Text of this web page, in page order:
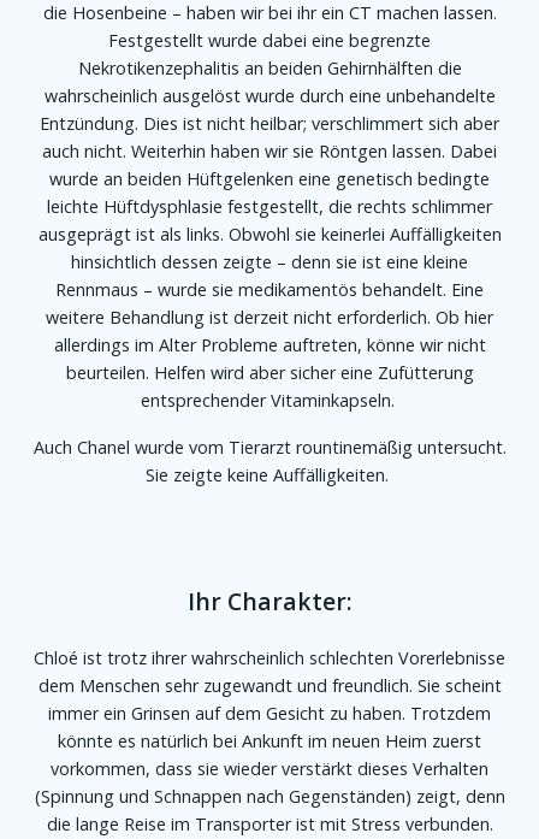
die Hosenbeine – haben wir bei ihr ein CT machen lassen.
Festgestellt wurde dabei eine begrenzte
Nekrotikenzephalitis an beiden Gehirnhälften die
wahrscheinlich ausgelöst wurde durch eine unbehandelte
Entzündung. Dies ist nicht heilbar; verschlimmert sich aber
auch nicht. Weiterhin haben wir sie Röntgen lassen. Dabei
wurde an beiden Hüftgelenken eine genetisch bedingte
leichte Hüftdysphlasie festgestellt, die rechts schlimmer
ausgeprägt ist als links. Obwohl sie keinerlei Auffälligkeiten
hinsichtlich dessen zeigte – denn sie ist eine kleine
Rennmaus – wurde sie medikamentös behandelt. Eine
weitere Behandlung ist derzeit nicht erforderlich. Ob hier
allerdings im Alter Probleme auftreten, könne wir nicht
beurteilen. Helfen wird aber sicher eine Zufütterung
entsprechender Vitaminkapseln.
Auch Chanel wurde vom Tierarzt rountinemäßig untersucht.
Sie zeigte keine Auffälligkeiten.
Ihr Charakter:
Chloé ist trotz ihrer wahrscheinlich schlechten Vorerlebnisse
dem Menschen sehr zugewandt und freundlich. Sie scheint
immer ein Grinsen auf dem Gesicht zu haben. Trotzdem
könnte es natürlich bei Ankunft im neuen Heim zuerst
vorkommen, dass sie wieder verstärkt dieses Verhalten
(Spinnung und Schnappen nach Gegenständen) zeigt, denn
die lange Reise im Transporter ist mit Stress verbunden.